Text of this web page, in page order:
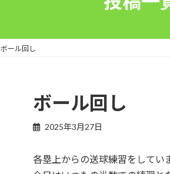
ボール回し
ボール回し
2025年3月27日
各塁上からの送球練習をしてい